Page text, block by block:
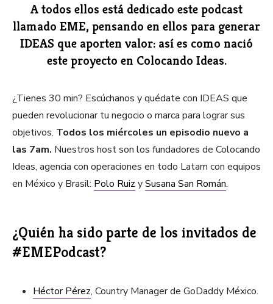
A todos ellos está dedicado este podcast
llamado EME, pensando en ellos para generar
IDEAS que aporten valor: así es como nació
este proyecto en Colocando Ideas.
¿Tienes 30 min? Escúchanos y quédate con IDEAS que
pueden revolucionar tu negocio o marca para lograr sus
objetivos. Todos los miércoles un episodio nuevo a
las 7am. Nuestros host son los fundadores de Colocando
Ideas, agencia con operaciones en todo Latam con equipos
en México y Brasil: Polo Ruiz ySusana San Román.
¿Quién ha sido parte de los invitados de
#EMEPodcast?
Héctor Pérez, Country Manager de GoDaddy México.